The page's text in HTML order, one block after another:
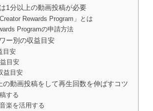
1分以上の動画投稿が必要
Rewards Program」とは
Programの申請方法
ー別の収益目安
目安
目安
益目安
の動画投稿をして再生回数を伸ばすコツ
する
楽を活用する